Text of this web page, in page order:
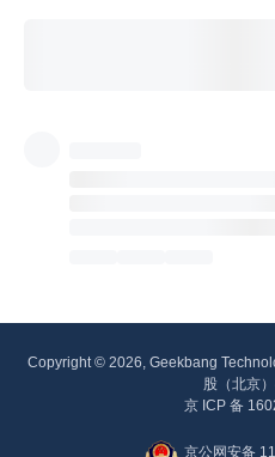
Copyright © 2026, Geekbang
股（北京
京 ICP 备
京公网安备